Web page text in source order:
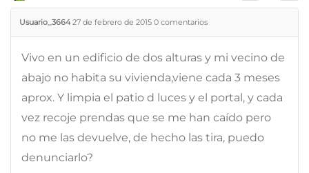
Usuario_3664 27 de febrero de 2015 0 comentarios
Vivo en un edificio de dos alturas y mi vecino de
abajo no habita su vivienda,viene cada 3 meses
aprox. Y limpia el patio d luces y el portal, y cada
vez recoje prendas que se me han caído pero
no me las devuelve, de hecho las tira, puedo
denunciarlo?